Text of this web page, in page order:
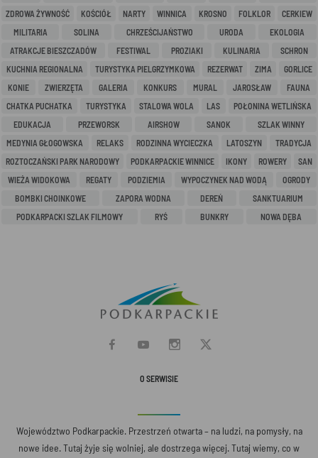
ZDROWA ŻYWNOŚĆ
KOŚCIÓŁ NARTY WINNICA KROSNO FOLKLOR
CERKIEW
MILITARIA
SOLINA CHRZEŚCIJAŃSTWO URODA
EKOLOGIA
ATRAKCJE BIESZCZADÓW
FESTIWAL PROZIAKI KULINARIA
SCHRON
KUCHNIA REGIONALNA
TURYSTYKA PIELGRZYMKOWA REZERWAT ZIMA
GORLICE
KONIE
ZWIERZĘTA GALERIA KONKURS MURAL JAROSŁAW
FAUNA
CHATKA PUCHATKA
TURYSTYKA STALOWA WOLA LAS
POŁONINA WETLIŃSKA
EDUKACJA
PRZEWORSK AIRSHOW SANOK
SZLAK WINNY
MEDYNIA GŁOGOWSKA
RELAKS RODZINNA WYCIECZKA LATOSZYN
TRADYCJA
ROZTOCZAŃSKI PARK NARODOWY
PODKARPACKIE WINNICE IKONY ROWERY
SAN
WIEŻA WIDOKOWA
REGATY PODZIEMIA WYPOCZYNEK NAD WODĄ
OGRODY
BOMBKI CHOINKOWE
ZAPORA WODNA DEREŃ
SANKTUARIUM
PODKARPACKI SZLAK FILMOWY
RYŚ BUNKRY NOWA DĘBA
O SERWISIE
Województwo Podkarpackie. Przestrzeń otwarta – na ludzi, na pomysły, na
nowe idee. Tutaj żyje się wolniej, ale dostrzega więcej. Tutaj wiemy, co w